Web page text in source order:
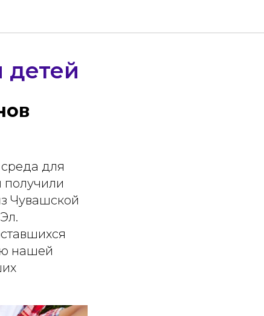
детей
для
Чувашской
нашей